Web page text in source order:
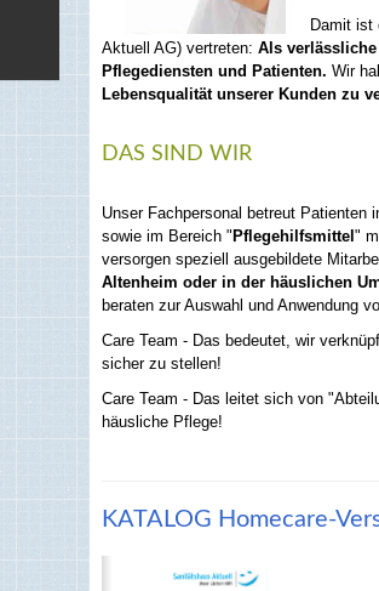
Damit ist
Aktuell AG) vertreten: Als
Pflegediensten und Patienten. Wir
Lebensqualität unserer Kunden zu
DAS SIND WIR
Unser Fachpersonal betreut Patienten
sowie im Bereich " Pflegehilfsmittel "
versorgen speziell ausgebildete
Altenheim oder in der häuslichen
beraten zur Auswahl und Anwendung
Care Team - Das bedeutet, wir
sicher zu stellen!
Care Team - Das leitet sich von
häusliche Pflege!
KATALOG Homecare-